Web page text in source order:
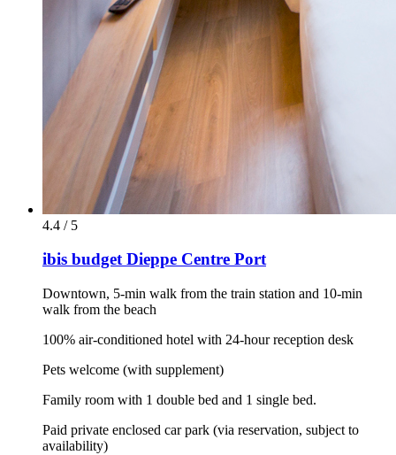
4.4 / 5
ibis budget Dieppe Centre Port
Downtown, 5-min walk from the train station and 10-min
walk from the beach
100% air-conditioned hotel with 24-hour reception desk
Pets welcome (with supplement)
Family room with 1 double bed and 1 single bed.
Paid private enclosed car park (via reservation, subject to
availability)